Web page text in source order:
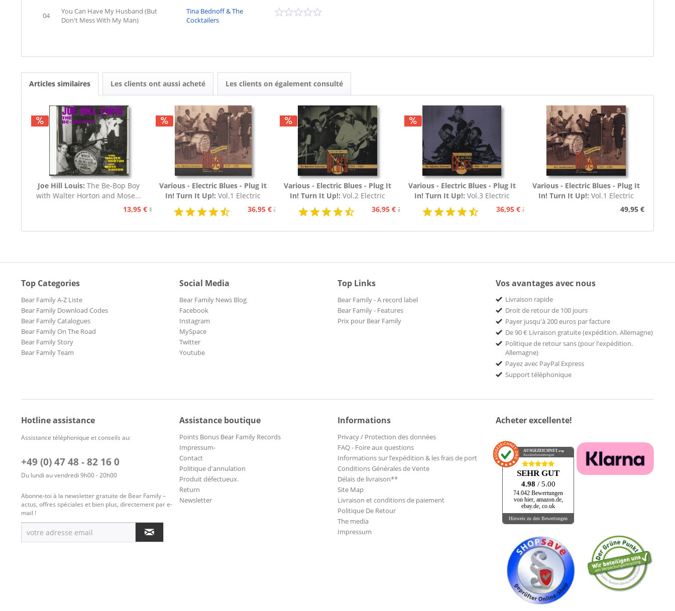
04
You Can Have My Husband (But
Don't Mess With My Man)
Tina Bednoff & The
Cocktailers
Articles similaires Les clients ont aussi acheté Les clients on également consulté
Joe Hill Louis: The Be-Bop Boy
with Walter Horton and Mose...
13,95 € 15,95 €
Various - Electric Blues - Plug It
In! Turn It Up!: Vol.1 Electric
Blues 1939 - 1954 (3-CD)36,95 € 39,95 €
Various - Electric Blues - Plug It
In! Turn It Up!: Vol.2 Electric
Blues 1954 - 1967 (3-CD)36,95 € 39,95 €
Various - Electric Blues - Plug It
In! Turn It Up!: Vol.3 Electric
Blues 1960 - 1969 (3-CD)36,95 € 39,95 €
Various - Electric Blues - Plug It
In! Turn It Up!: Vol.1 Electric
Blues 1939 - 1954 (Deutsch)49,95 €
Top Categories
Bear Family A-Z Liste
Bear Family Download Codes
Bear Family Catalogues
Bear Family On The Road
Bear Family Story
Bear Family Team
Social Media
Bear Family News Blog
Facebook
Instagram
MySpace
Twitter
Youtube
Top Links
Bear Family - A record label
Bear Family - Features
Prix pour Bear Family
Vos avantages avec nous
Livraison rapide
Droit de retour de 100 jours
Payer jusqu'à 200 euros par facture
De 90 € Livraison gratuite (expédition. Allemagne)
Politique de retour sans (pour l'expédition.
Allemagne)
Payez avec PayPal Express
Support téléphonique
Hotline assistance
Assistance téléphonique et conseils au:
+49 (0) 47 48 - 82 16 0
Du lundi au vendredi 9h00 - 20h00
Abonne-toi à la newsletter gratuite de Bear Family –
actus, offres spéciales et bien plus, directement par e-
mail !
Assistance boutique
Points Bonus Bear Family Records
Impressum-
Contact
Politique d'annulation
Produit défectueux.
Return
Newsletter
Informations
Privacy / Protection des données
FAQ - Foire aux questions
Informations sur l’expédition & les frais de port
Conditions Générales de Vente
Délais de livraison**
Site Map
Livraison et conditions de paiement
Politique De Retour
The media
Impressum
Acheter excellente!
AUSGEZEICHNET.org
Kundenbewertungen
SEHR GUT
4.98 / 5.00
74.042 Bewertungen
von hier, amazon.de,
ebay.de, co.uk
Hinweis zu den Bewertungen